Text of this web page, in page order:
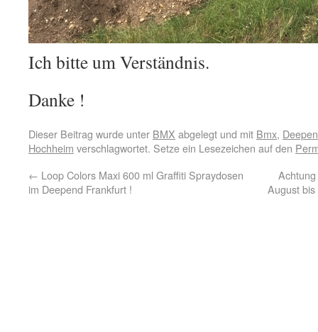
Ich bitte um Verständnis.
Danke !
Dieser Beitrag wurde unter BMX abgelegt und mit Bmx,
Hochheim verschlagwortet. Setze ein Lesezeichen auf den
← Loop Colors Maxi 600 ml Graffiti Spraydosen
im Deepend Frankfurt !
August